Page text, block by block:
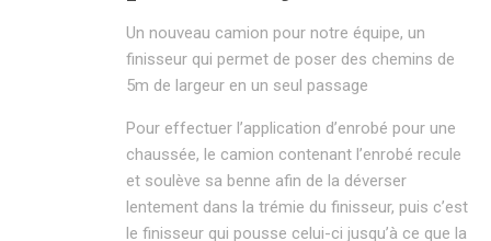
Un nouveau camion pour notre équipe, un
finisseur qui permet de poser des chemins de
5m de largeur en un seul passage
Pour effectuer l’application d’enrobé pour une
chaussée, le camion contenant l’enrobé recule
et soulève sa benne afin de la déverser
lentement dans la trémie du finisseur, puis c’est
le finisseur qui pousse celui-ci jusqu’à ce que la